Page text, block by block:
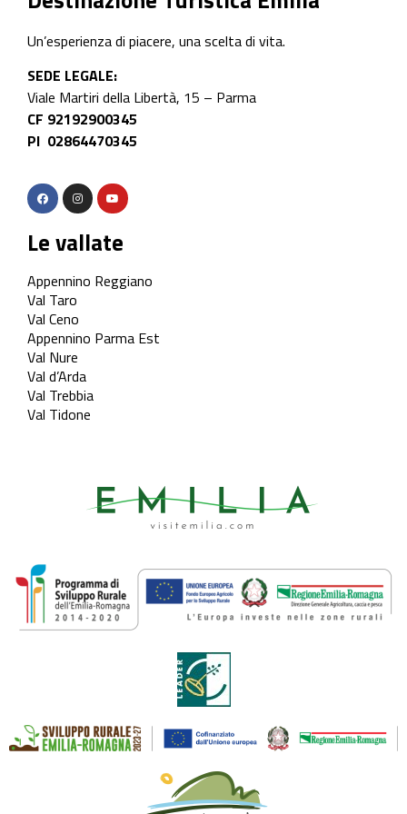
Un’esperienza di piacere, una scelta di vita.
SEDE LEGALE:
Viale Martiri della Libertà, 15 – Parma
CF 92192900345
PI 02864470345
Le vallate
Appennino Reggiano
Val Taro
Val Ceno
Appennino Parma Est
Val Nure
Val d’Arda
Val Trebbia
Val Tidone